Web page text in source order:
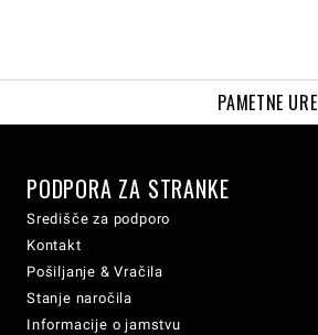
PAMETNE URE
PODPORA ZA STRANKE
Središče za podporo
Kontakt
Pošiljanje & Vračila
Stanje naročila
Informacije o jamstvu